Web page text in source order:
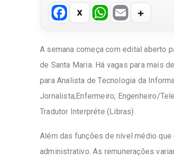
F
a
c
e
b
o
o
W
h
at
s
A
p
p
E
ail
A semana começa com edital aberto
de Santa Maria. Há vagas para mais
para Analista de Tecnologia da
Jornalista;Enfermeiro; Engenheiro/
Tradutor Interpréte (Libras).
Além das funções de nível médio
administrativo. As remunerações